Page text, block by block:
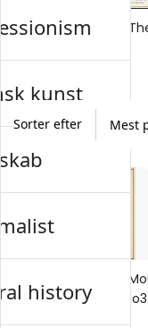
Toulouse-Lautrec
Sorter efter
Toulouse-Lautrec
Rouge: La Goulue
kunst
history